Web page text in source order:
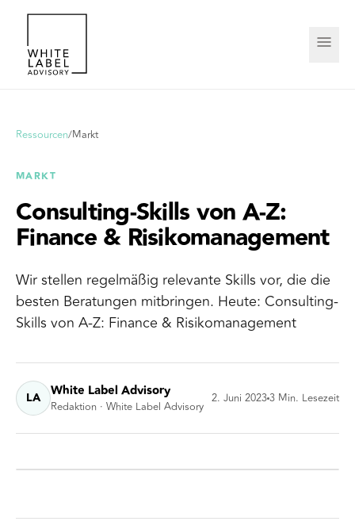
Ressourcen/Markt
MARKT
Consulting-Skills von A-Z:
Finance & Risikomanagement
Wir stellen regelmäßig relevante Skills vor, die die
besten Beratungen mitbringen. Heute: Consulting-
Skills von A-Z: Finance & Risikomanagement
LA White Label Advisory
Redaktion · White Label Advisory
2. Juni 20233 Min. Lesezeit